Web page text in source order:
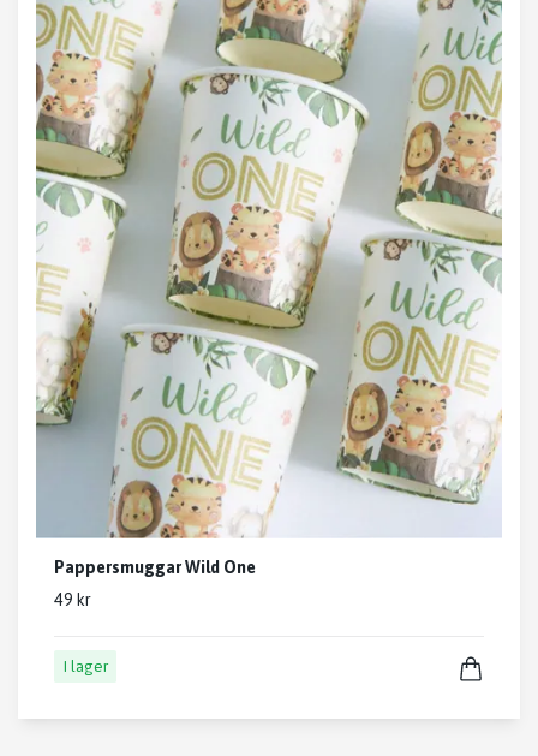
Pappersmuggar Wild One
49 kr
I lager